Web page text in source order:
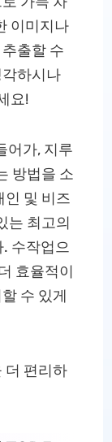
이미지나
출할 수
하시나
요!
어가, 지루
방법을 소
인 및 비즈
는 최고의
수작업으
효율적이
수 있게
더 편리하